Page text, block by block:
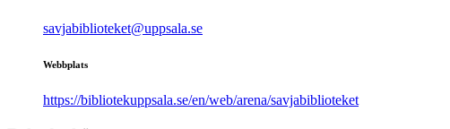
savjabiblioteket@uppsala.se
Webbplats
https://bibliotekuppsala.se/en/web/arena/savjabiblioteket